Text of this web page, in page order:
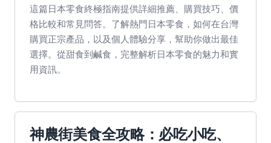
這篇日本零食終極指南提供詳細推薦、購買技巧、價
格比較和常見問答。了解熱門日本零食，如何在台灣
購買正宗產品，以及個人體驗分享，幫助你做出最佳
選擇。從甜食到鹹食，完整解析日本零食的魅力和實
用資訊。
神農街美食全攻略：必吃小吃、